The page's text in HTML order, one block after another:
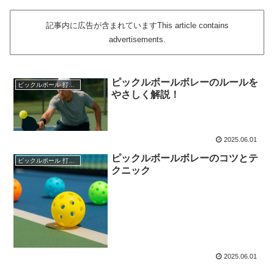
記事内に広告が含まれていますThis article contains
advertisements.
ピックルボール 打ち方
ピックルボールボレーのルールを
やさしく解説！
2025.06.01
ピックルボール 打ち方
ピックルボールボレーのコツとテ
クニック
2025.06.01